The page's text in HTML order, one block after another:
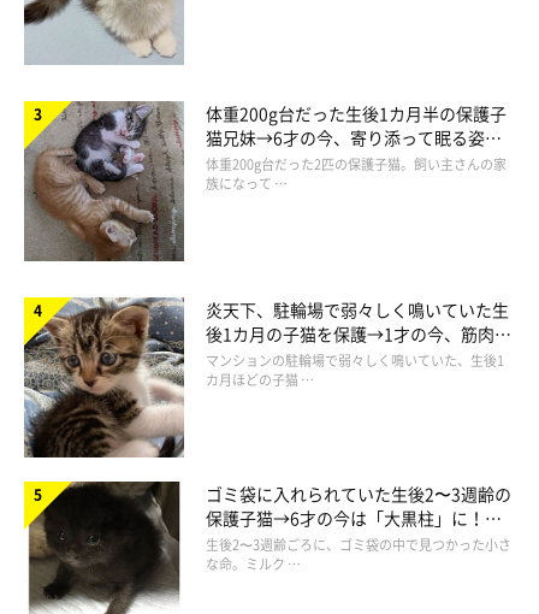
体重200g台だった生後1カ月半の保護子
猫兄妹→6才の今、寄り添って眠る姿に
ほっこり！
体重200g台だった2匹の保護子猫。飼い主さんの家
族になって …
炎天下、駐輪場で弱々しく鳴いていた生
後1カ月の子猫を保護→1才の今、筋肉質
でツンデレなコに成長
マンションの駐輪場で弱々しく鳴いていた、生後1
カ月ほどの子猫 …
ゴミ袋に入れられていた生後2〜3週齢の
保護子猫→6才の今は「大黒柱」に！
美しい黒猫に成長した姿にグッとくる
生後2〜3週齢ごろに、ゴミ袋の中で見つかった小さ
な命。ミルク …